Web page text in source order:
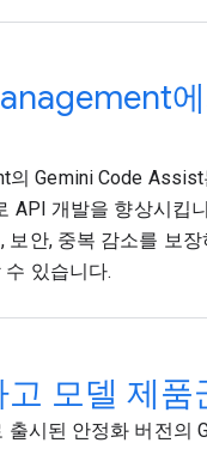
의 Gemini Code
API 개발을 향상시킵
보안, 중복 감소를 보
있습니다.
모델 제품
시된 안정화 버전의